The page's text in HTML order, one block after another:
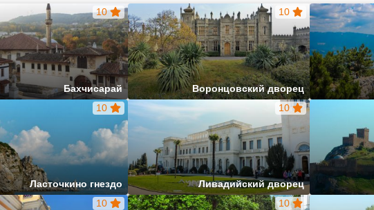
Бахчисарай
10
Воронцовский дворец
10
Ласточкино гнездо
10
Ливадийский дворец
10
10 10